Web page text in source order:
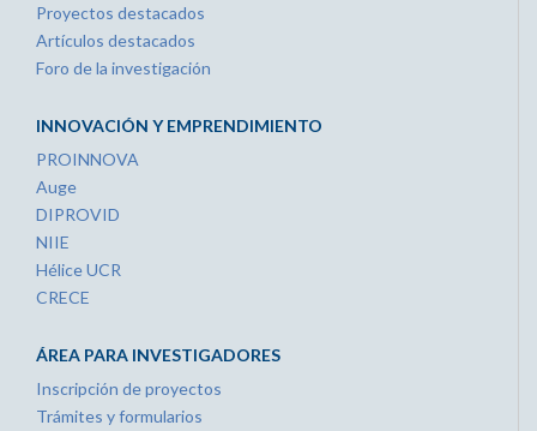
Proyectos destacados
Artículos destacados
Foro de la investigación
INNOVACIÓN Y EMPRENDIMIENTO
PROINNOVA
Auge
DIPROVID
NIIE
Hélice UCR
CRECE
ÁREA PARA INVESTIGADORES
Inscripción de proyectos
Trámites y formularios